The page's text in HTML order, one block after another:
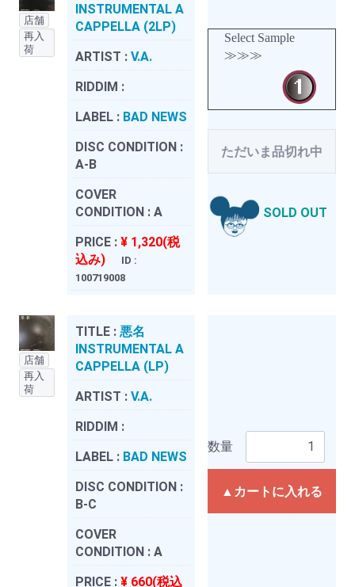
店舗
再入
荷
INSTRUMENTAL A
CAPPELLA (2LP)
ARTIST : V.A.
RIDDIM :
LABEL : BAD NEWS
DISC CONDITION :
A-B
COVER
CONDITION : A
PRICE : ¥ 1,320(税
込み)
ID :
100719008
Select Sample
≫≫≫
ただいま品切れ中
SOLD OUT
店舗
再入
荷
TITLE : 悪名
INSTRUMENTAL A
CAPPELLA (LP)
ARTIST : V.A.
RIDDIM :
LABEL : BAD NEWS
DISC CONDITION :
B-C
COVER
CONDITION : A
PRICE : ¥ 660(税込
数量
▲カートに入れる